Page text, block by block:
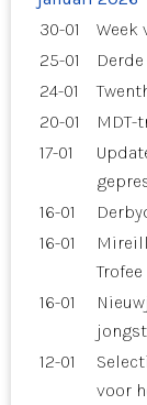
30-01
Week
25-01
24-01
20-01
MDT-
17-01
16-01
16-01
Trofee
16-01
12-01
voor